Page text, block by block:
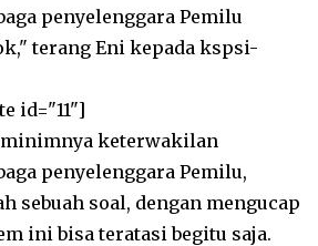
penyelenggara Pemilu
terang Eni kepada kspsi-
id="11"]
keterwakilan
penyelenggara Pemilu,
sebuah soal, dengan mengucap
ini bisa teratasi begitu saja.